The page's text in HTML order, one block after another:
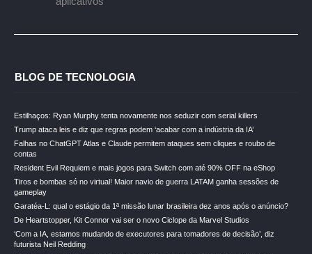
BLOG DE TECNOLOGIA
Estilhaços: Ryan Murphy tenta novamente nos seduzir com serial killers
Trump ataca leis e diz que regras podem ‘acabar com a indústria da IA’
Falhas no ChatGPT Atlas e Claude permitem ataques sem cliques e roubo de
contas
Resident Evil Requiem e mais jogos para Switch com até 90% OFF na eShop
Tiros e bombas só no virtual! Maior navio de guerra LATAM ganha sessões de
gameplay
Garatéa-L: qual o estágio da 1ª missão lunar brasileira dez anos após o anúncio?
De Heartstopper, Kit Connor vai ser o novo Ciclope da Marvel Studios
‘Com a IA, estamos mudando de executores para tomadores de decisão’, diz
futurista Neil Redding